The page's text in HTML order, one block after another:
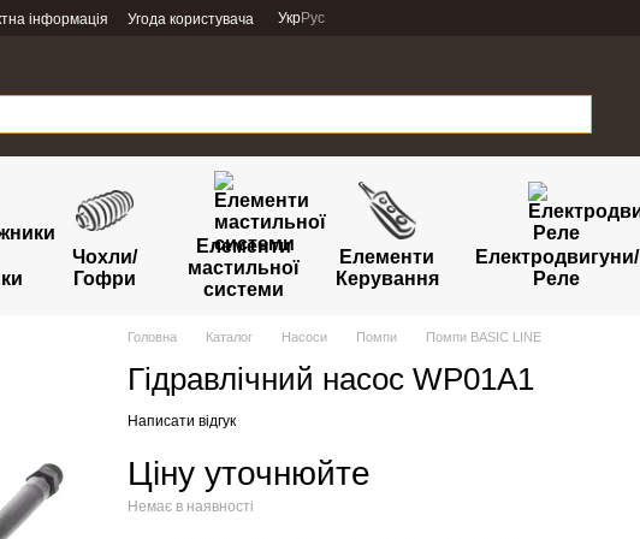
інформація Угода користувача УкрРус
Чохли/
Гофри
Елементи
мастильної
системи
Елементи
Керування
Електродвигуни/
Реле
Головна Каталог Насоси Помпи Помпи BASIC LINE
Гідравлічний насос WP01A1
Написати відгук
Ціну уточнюйте
Немає в наявності